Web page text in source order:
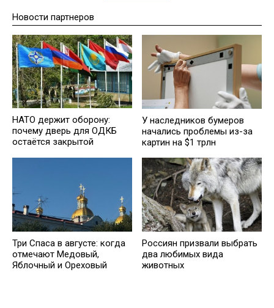
Новости партнеров
НАТО держит оборону:
почему дверь для ОДКБ
остаётся закрытой
У наследников бумеров
начались проблемы из-за
картин на $1 трлн
Три Спаса в августе: когда
отмечают Медовый,
Яблочный и Ореховый
Россиян призвали выбрать
два любимых вида
животных